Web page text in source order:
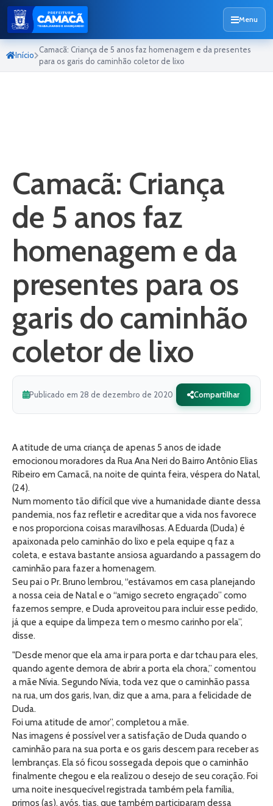
Menu
Início
Camacã: Criança de 5 anos faz homenagem e da presentes
para os garis do caminhão coletor de lixo
Camacã: Criança
de 5 anos faz
homenagem e da
presentes para os
garis do caminhão
coletor de lixo
Publicado em 28 de dezembro de 2020 Compartilhar
A atitude de uma criança de apenas 5 anos de idade
emocionou moradores da Rua Ana Neri do Bairro Antônio Elias
Ribeiro em Camacã, na noite de quinta feira, véspera do Natal,
(24).
Num momento tão difícil que vive a humanidade diante dessa
pandemia, nos faz refletir e acreditar que a vida nos favorece
e nos proporciona coisas maravilhosas. A Eduarda (Duda) é
apaixonada pelo caminhão do lixo e pela equipe q faz a
coleta, e estava bastante ansiosa aguardando a passagem do
caminhão para fazer a homenagem.
Seu pai o Pr. Bruno lembrou, “estávamos em casa planejando
a nossa ceia de Natal e o “amigo secreto engraçado” como
fazemos sempre, e Duda aproveitou para incluir esse pedido,
já que a equipe da limpeza tem o mesmo carinho por ela”,
disse.
"Desde menor que ela ama ir para porta e dar tchau para eles,
quando agente demora de abrir a porta ela chora,” comentou
a mãe Nívia. Segundo Nívia, toda vez que o caminhão passa
na rua, um dos garis, Ivan, diz que a ama, para a felicidade de
Duda.
Foi uma atitude de amor”, completou a mãe.
Nas imagens é possível ver a satisfação de Duda quando o
caminhão para na sua porta e os garis descem para receber as
lembranças. Ela só ficou sossegada depois que o caminhão
finalmente chegou e ela realizou o desejo de seu coração. Foi
uma noite inesquecível registrada também pela família,
primos (as), avós, tias, que também participaram dessa